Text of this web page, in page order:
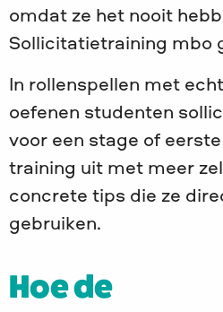
omdat ze het nooit
Sollicitatietraining mbo
In rollenspellen met
oefenen studenten
voor een stage of
training uit met meer
concrete tips die ze
gebruiken.
Hoe de